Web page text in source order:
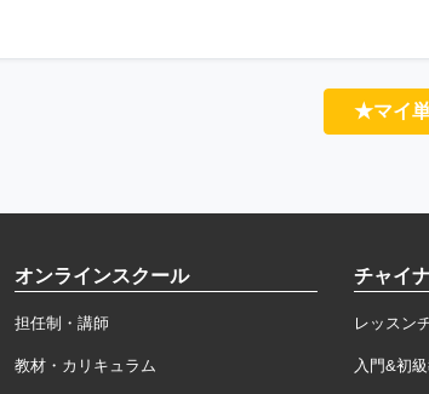
★マイ
オンラインスクール
担任制・講師
教材・カリキュラム
チャイ
レッスン
入門&初